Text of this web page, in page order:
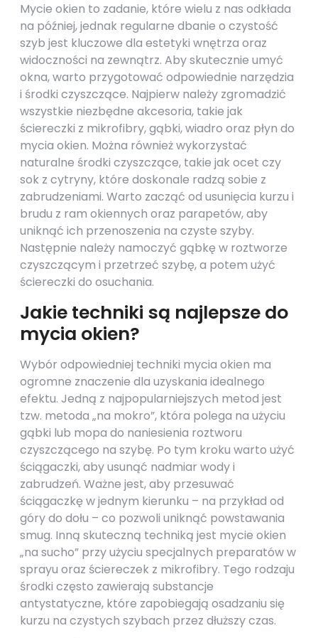
Mycie okien to zadanie, które wielu z nas odkłada
na później, jednak regularne dbanie o czystość
szyb jest kluczowe dla estetyki wnętrza oraz
widoczności na zewnątrz. Aby skutecznie umyć
okna, warto przygotować odpowiednie narzędzia
i środki czyszczące. Najpierw należy zgromadzić
wszystkie niezbędne akcesoria, takie jak
ściereczki z mikrofibry, gąbki, wiadro oraz płyn do
mycia okien. Można również wykorzystać
naturalne środki czyszczące, takie jak ocet czy
sok z cytryny, które doskonale radzą sobie z
zabrudzeniami. Warto zacząć od usunięcia kurzu i
brudu z ram okiennych oraz parapetów, aby
uniknąć ich przenoszenia na czyste szyby.
Następnie należy namoczyć gąbkę w roztworze
czyszczącym i przetrzeć szybę, a potem użyć
ściereczki do osuchania.
Jakie techniki są najlepsze do
mycia okien?
Wybór odpowiedniej techniki mycia okien ma
ogromne znaczenie dla uzyskania idealnego
efektu. Jedną z najpopularniejszych metod jest
tzw. metoda „na mokro”, która polega na użyciu
gąbki lub mopa do naniesienia roztworu
czyszczącego na szybę. Po tym kroku warto użyć
ściągaczki, aby usunąć nadmiar wody i
zabrudzeń. Ważne jest, aby przesuwać
ściągaczkę w jednym kierunku – na przykład od
góry do dołu – co pozwoli uniknąć powstawania
smug. Inną skuteczną techniką jest mycie okien
„na sucho” przy użyciu specjalnych preparatów w
sprayu oraz ściereczek z mikrofibry. Tego rodzaju
środki często zawierają substancje
antystatyczne, które zapobiegają osadzaniu się
kurzu na czystych szybach przez dłuższy czas.